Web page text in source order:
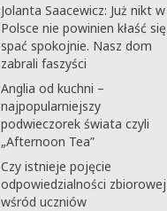
Jolanta Saacewicz: Już nikt w
Polsce nie powinien kłaść się
spać spokojnie. Nasz dom
zabrali faszyści
Anglia od kuchni –
najpopularniejszy
podwieczorek świata czyli
„Afternoon Tea”
Czy istnieje pojęcie
odpowiedzialności zbiorowej
wśród uczniów